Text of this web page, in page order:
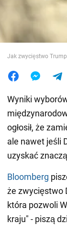
Jedzenie
Jak zwycięstwo
Wyniki
ogłosił, że
ale nawet jeśli
uzyskać
Bloomberg
że zwycięstwo
która pozwoli
kraju" - piszą